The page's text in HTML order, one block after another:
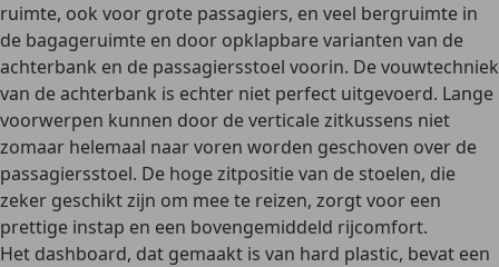
ruimte, ook voor grote passagiers, en veel bergruimte in
de bagageruimte en door opklapbare varianten van de
achterbank en de passagiersstoel voorin. De vouwtechniek
van de achterbank is echter niet perfect uitgevoerd. Lange
voorwerpen kunnen door de verticale zitkussens niet
zomaar helemaal naar voren worden geschoven over de
passagiersstoel. De hoge zitpositie van de stoelen, die
zeker geschikt zijn om mee te reizen, zorgt voor een
prettige instap en een bovengemiddeld rijcomfort.
Het dashboard, dat gemaakt is van hard plastic, bevat een